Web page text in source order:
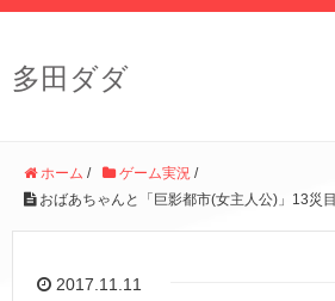
多田ダダ
ホーム / ゲーム実況 /
おばあちゃんと「巨影都市(女主人公)」13災目
2017.11.11